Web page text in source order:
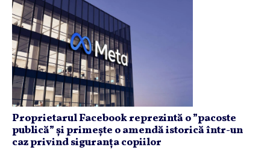
Proprietarul Facebook reprezintă o ”pacoste
publică” și primește o amendă istorică într-un
caz privind siguranța copiilor